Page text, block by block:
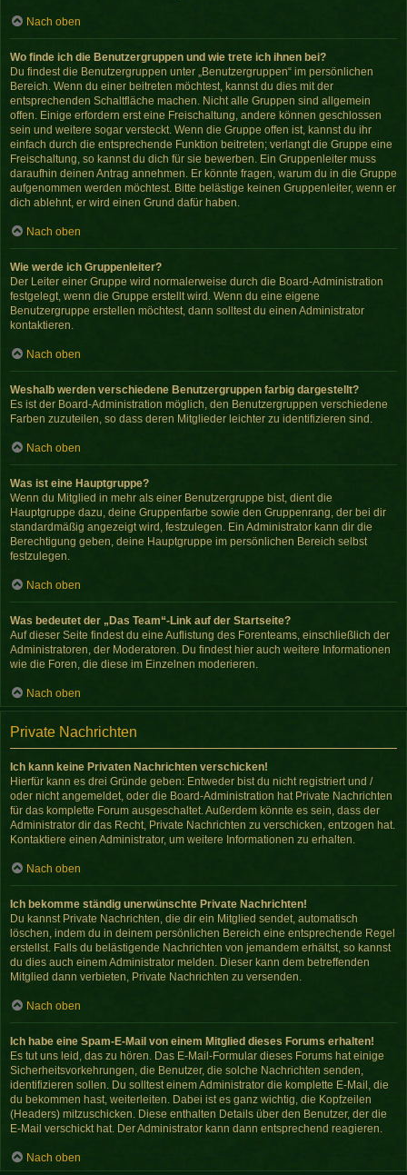
Nach oben
Wo finde ich die Benutzergruppen und wie trete ich ihnen bei?
Du findest die Benutzergruppen unter „Benutzergruppen“ im persönlichen
Bereich. Wenn du einer beitreten möchtest, kannst du dies mit der
entsprechenden Schaltfläche machen. Nicht alle Gruppen sind allgemein
offen. Einige erfordern erst eine Freischaltung, andere können geschlossen
sein und weitere sogar versteckt. Wenn die Gruppe offen ist, kannst du ihr
einfach durch die entsprechende Funktion beitreten; verlangt die Gruppe eine
Freischaltung, so kannst du dich für sie bewerben. Ein Gruppenleiter muss
daraufhin deinen Antrag annehmen. Er könnte fragen, warum du in die Gruppe
aufgenommen werden möchtest. Bitte belästige keinen Gruppenleiter, wenn er
dich ablehnt, er wird einen Grund dafür haben.
Nach oben
Wie werde ich Gruppenleiter?
Der Leiter einer Gruppe wird normalerweise durch die Board-Administration
festgelegt, wenn die Gruppe erstellt wird. Wenn du eine eigene
Benutzergruppe erstellen möchtest, dann solltest du einen Administrator
kontaktieren.
Nach oben
Weshalb werden verschiedene Benutzergruppen farbig dargestellt?
Es ist der Board-Administration möglich, den Benutzergruppen verschiedene
Farben zuzuteilen, so dass deren Mitglieder leichter zu identifizieren sind.
Nach oben
Was ist eine Hauptgruppe?
Wenn du Mitglied in mehr als einer Benutzergruppe bist, dient die
Hauptgruppe dazu, deine Gruppenfarbe sowie den Gruppenrang, der bei dir
standardmäßig angezeigt wird, festzulegen. Ein Administrator kann dir die
Berechtigung geben, deine Hauptgruppe im persönlichen Bereich selbst
festzulegen.
Nach oben
Was bedeutet der „Das Team“-Link auf der Startseite?
Auf dieser Seite findest du eine Auflistung des Forenteams, einschließlich der
Administratoren, der Moderatoren. Du findest hier auch weitere Informationen
wie die Foren, die diese im Einzelnen moderieren.
Nach oben
Private Nachrichten
Ich kann keine Privaten Nachrichten verschicken!
Hierfür kann es drei Gründe geben: Entweder bist du nicht registriert und /
oder nicht angemeldet, oder die Board-Administration hat Private Nachrichten
für das komplette Forum ausgeschaltet. Außerdem könnte es sein, dass der
Administrator dir das Recht, Private Nachrichten zu verschicken, entzogen hat.
Kontaktiere einen Administrator, um weitere Informationen zu erhalten.
Nach oben
Ich bekomme ständig unerwünschte Private Nachrichten!
Du kannst Private Nachrichten, die dir ein Mitglied sendet, automatisch
löschen, indem du in deinem persönlichen Bereich eine entsprechende Regel
erstellst. Falls du belästigende Nachrichten von jemandem erhältst, so kannst
du dies auch einem Administrator melden. Dieser kann dem betreffenden
Mitglied dann verbieten, Private Nachrichten zu versenden.
Nach oben
Ich habe eine Spam-E-Mail von einem Mitglied dieses Forums erhalten!
Es tut uns leid, das zu hören. Das E-Mail-Formular dieses Forums hat einige
Sicherheitsvorkehrungen, die Benutzer, die solche Nachrichten senden,
identifizieren sollen. Du solltest einem Administrator die komplette E-Mail, die
du bekommen hast, weiterleiten. Dabei ist es ganz wichtig, die Kopfzeilen
(Headers) mitzuschicken. Diese enthalten Details über den Benutzer, der die
E-Mail verschickt hat. Der Administrator kann dann entsprechend reagieren.
Nach oben